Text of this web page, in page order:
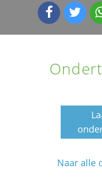
Naar alle